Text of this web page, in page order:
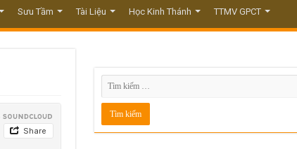
Sưu Tầm Tài Liệu Học Kinh Thánh TTMV GPCT